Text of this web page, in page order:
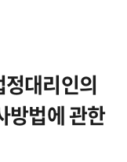
대리인의
방법에 관한